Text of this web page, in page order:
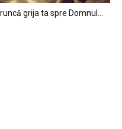
grija ta spre Domnul…